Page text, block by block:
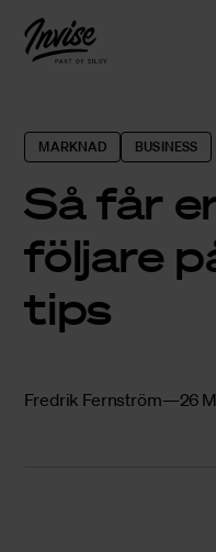
MARKNAD BUSINESS
Så får
följare
tips
Fredrik Fernström 26